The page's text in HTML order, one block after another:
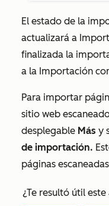
El estado de la
actualizará a
finalizada la
a la Importación
Para importar
sitio web
desplegable Más y
de importación.
páginas
¿Te resultó útil